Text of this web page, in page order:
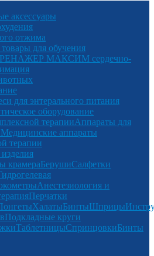
аксессуары
отжима
для обучения
МАКСИМ сердечно-
для энтерального питания
оборудование
терапииАппараты для
Медицинские аппараты
терапии
крамераБерушиСалфетки
Анестезиология и
Перчатки
ХалатыБинтыШприцы
Подкладные круги
ТаблетницыСпринцовкиБинты